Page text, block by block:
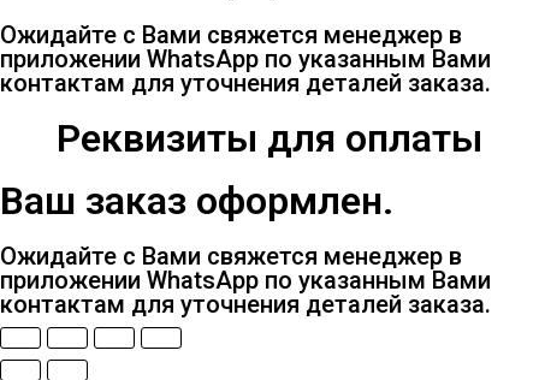
Ожидайте с Вами свяжется менеджер в
приложении WhatsApp по указанным Вами
контактам для уточнения деталей заказа.
Реквизиты для оплаты
Ваш заказ оформлен.
Ожидайте с Вами свяжется менеджер в
приложении WhatsApp по указанным Вами
контактам для уточнения деталей заказа.